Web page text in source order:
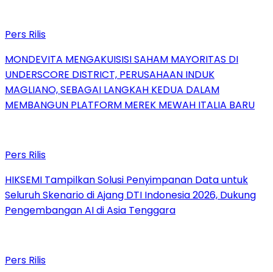
Pers Rilis
MONDEVITA MENGAKUISISI SAHAM MAYORITAS DI
UNDERSCORE DISTRICT, PERUSAHAAN INDUK
MAGLIANO, SEBAGAI LANGKAH KEDUA DALAM
MEMBANGUN PLATFORM MEREK MEWAH ITALIA BARU
Pers Rilis
HIKSEMI Tampilkan Solusi Penyimpanan Data untuk
Seluruh Skenario di Ajang DTI Indonesia 2026, Dukung
Pengembangan AI di Asia Tenggara
Pers Rilis